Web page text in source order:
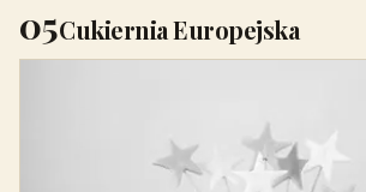
05Cukiernia Europejska